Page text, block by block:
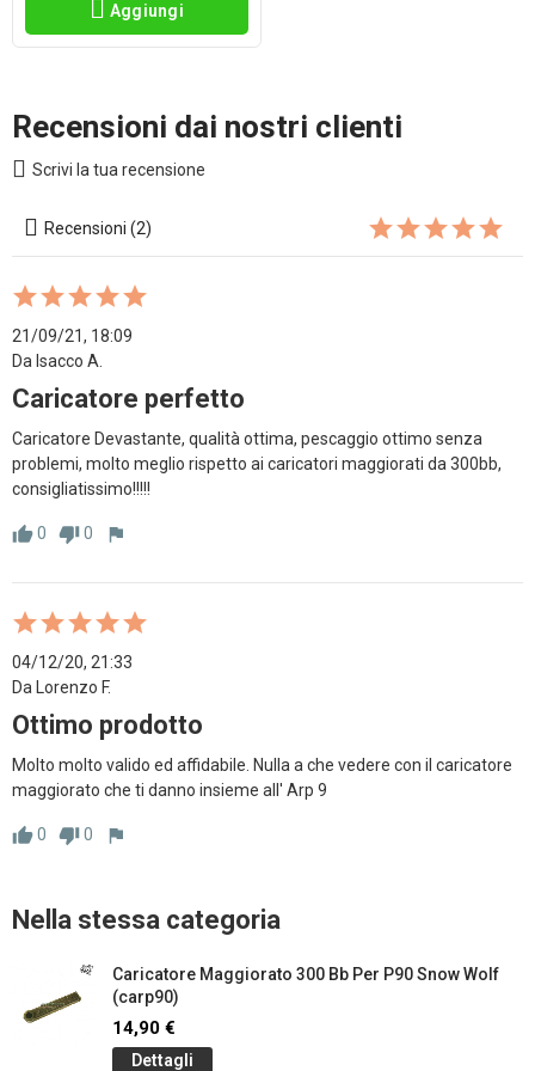
Aggiungi
Recensioni dai nostri clienti
Scrivi la tua recensione
Recensioni (2)
21/09/21, 18:09
Da Isacco A.
Caricatore perfetto
Caricatore Devastante, qualità ottima, pescaggio ottimo senza
problemi, molto meglio rispetto ai caricatori maggiorati da 300bb,
consigliatissimo!!!!!
thumb_up0 thumb_down0 flag
04/12/20, 21:33
Da Lorenzo F.
Ottimo prodotto
Molto molto valido ed affidabile. Nulla a che vedere con il caricatore
maggiorato che ti danno insieme all' Arp 9
thumb_up0 thumb_down0 flag
Nella stessa categoria
Caricatore Maggiorato 300 Bb Per P90 Snow Wolf
(carp90)
14,90 €
Dettagli